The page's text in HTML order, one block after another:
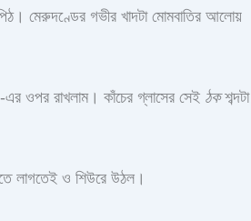
মেরুদণ্ডের গভীর খাদটা মোমবাতির আলোয়
ওপর রাখলাম। কাঁচের গ্লাসের সেই ঠকশব্দটা
লাগতেই ও শিউরে উঠল।